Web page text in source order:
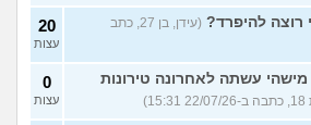
רוצה להיפרד?
(עידן, בן 27, כתב
20
עצות
מישהי עשתה לאחרונה טירונות
0
עצות